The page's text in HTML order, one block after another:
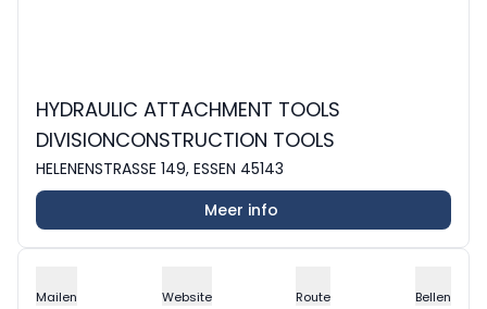
HYDRAULIC ATTACHMENT TOOLS
DIVISIONCONSTRUCTION TOOLS
HELENENSTRASSE 149, ESSEN 45143
Meer info
Mailen Website Route Bellen